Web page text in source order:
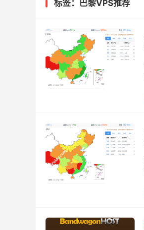
标签：巴黎VPS推荐